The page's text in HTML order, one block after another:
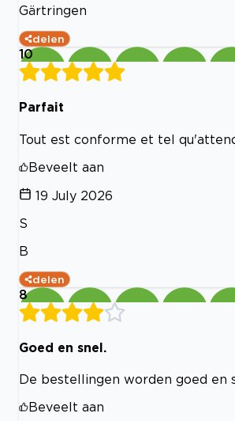
Gärtringen
delen
10
Parfait
Tout est conforme et tel
Beveelt aan
19 July 2026
S
B
delen
8
Goed en snel.
De bestellingen worden goed en
Beveelt aan